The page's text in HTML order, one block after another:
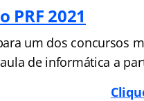
PRF 2021
um dos concursos
de informática a